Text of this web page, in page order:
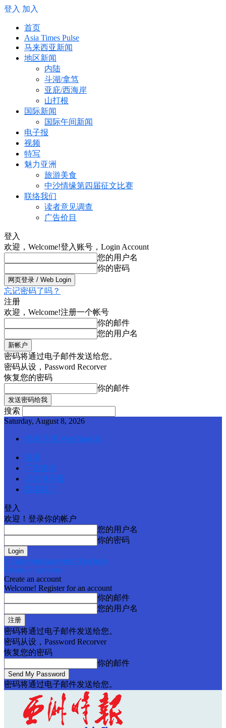
登入 加入
首页
Asia Times Pulse
马来西亚新闻
地区新闻
内陆
斗湖/拿笃
亚庇/西海岸
山打根
国际新闻
国际午间新闻
电子报
视频
特写
魅力亚洲
旅游美食
中沙情缘第四届征文比赛
联络我们
读者意见调查
广告价目
登入
欢迎，Welcome!登入账号，Login Account
您的用户名
你的密码
忘记密码了吗？
注册
欢迎，Welcome!注册一个帐号
你的邮件
您的用户名
密码将通过电子邮件发送给您。
密码从设，Password Recorver
恢复您的密码
你的邮件
搜索
Saturday, August 8, 2026
登录/注册 Web SignUp
首页
广告查询
订阅电子报
联络我们
登入
欢迎！登录你的帐户
您的用户名
你的密码
Forgot your password? Get help
Create an account
Create an account
Welcome! Register for an account
你的邮件
您的用户名
密码将通过电子邮件发送给您。
密码从设，Password Recorver
恢复您的密码
你的邮件
密码将通过电子邮件发送给您。